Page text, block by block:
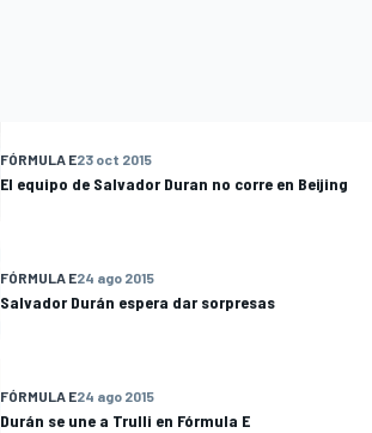
FÓRMULA E23 oct 2015
El equipo de Salvador Duran no corre en Beijing
FÓRMULA E24 ago 2015
Salvador Durán espera dar sorpresas
FÓRMULA E24 ago 2015
Durán se une a Trulli en Fórmula E